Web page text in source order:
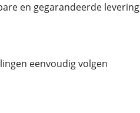
en gegarandeerde levering
eenvoudig volgen